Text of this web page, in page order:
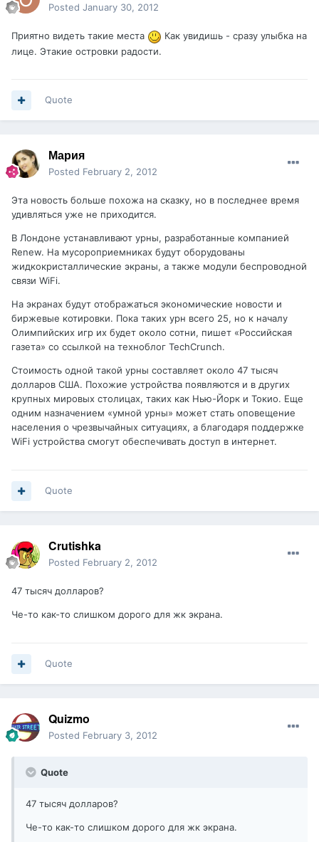
Posted January 30, 2012
Приятно видеть такие места
Как увидишь - сразу улыбка на
лице. Этакие островки радости.
Quote
Мария
Posted February 2, 2012
Эта новость больше похожа на сказку, но в последнее время
удивляться уже не приходится.
В Лондоне устанавливают урны, разработанные компанией
Renew. На мусороприемниках будут оборудованы
жидкокристаллические экраны, а также модули беспроводной
связи WiFi.
На экранах будут отображаться экономические новости и
биржевые котировки. Пока таких урн всего 25, но к началу
Олимпийских игр их будет около сотни, пишет «Российская
газета» со ссылкой на техноблог TechCrunch.
Стоимость одной такой урны составляет около 47 тысяч
долларов США. Похожие устройства появляются и в других
крупных мировых столицах, таких как Нью-Йорк и Токио. Еще
одним назначением «умной урны» может стать оповещение
населения о чрезвычайных ситуациях, а благодаря поддержке
WiFi устройства смогут обеспечивать доступ в интернет.
Quote
Crutishka
Posted February 2, 2012
47 тысяч долларов?
Че-то как-то слишком дорого для жк экрана.
Quote
Quizmo
Posted February 3, 2012
Quote
47 тысяч долларов?
Че-то как-то слишком дорого для жк экрана.